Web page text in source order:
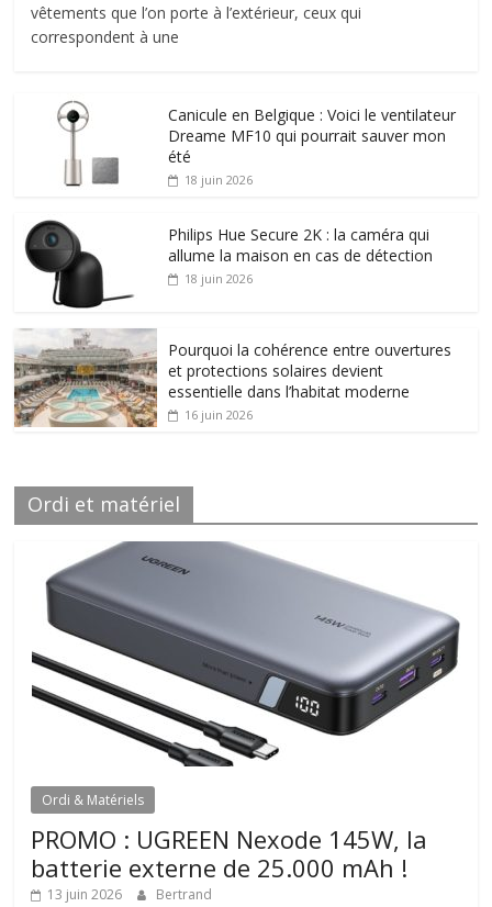
vêtements que l’on porte à l’extérieur, ceux qui
correspondent à une
Canicule en Belgique : Voici le ventilateur
Dreame MF10 qui pourrait sauver mon
été
18 juin 2026
Philips Hue Secure 2K : la caméra qui
allume la maison en cas de détection
18 juin 2026
Pourquoi la cohérence entre ouvertures
et protections solaires devient
essentielle dans l’habitat moderne
16 juin 2026
Ordi et matériel
Ordi & Matériels
PROMO : UGREEN Nexode 145W, la
batterie externe de 25.000 mAh !
13 juin 2026 Bertrand